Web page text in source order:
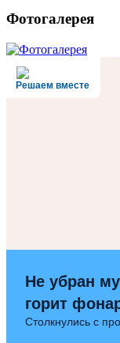
Фотогалерея
Решаем вместе
Не убран
горит
Столкнулись с